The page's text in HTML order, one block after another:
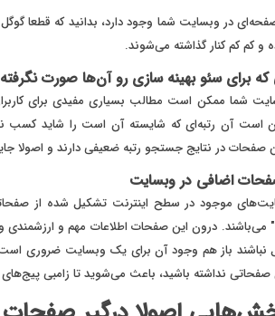
در وبسایت شما وجود دارد، بدانید که قطعا
و کم کم کنار گذاشته می‌شوند.
برای سئو بهینه سازی رو آن‌ها صورت
شما ممکن است مطالب بسیاری مفیدی برای
است آن رتبه‌ای که شایسته آن است را شاید کسب
صفحات در نتایج جستجو رتبه ضعیفی دارند و اصولا
اضافی در وبسایت
موجود در سطح اینترنت تشکیل شده از
درون این صفحات اطلاعات مهم و ارزشمندی
نباشند باز هم وجود آن برای یک وبسایت ضروری
نداشته باشید، باعث می‌شوید تا زامبی